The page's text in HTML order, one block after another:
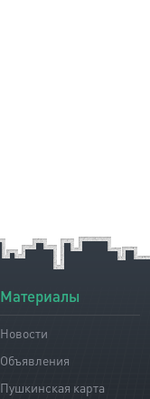
Материалы
Новости
Объявления
Пушкинская карта